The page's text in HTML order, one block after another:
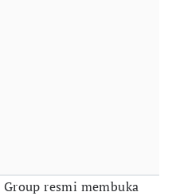
Group resmi membuka